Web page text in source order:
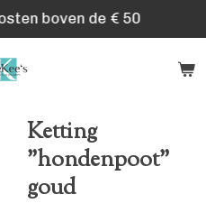
boven de € 50
Ketting
"hondenpoot"
goud